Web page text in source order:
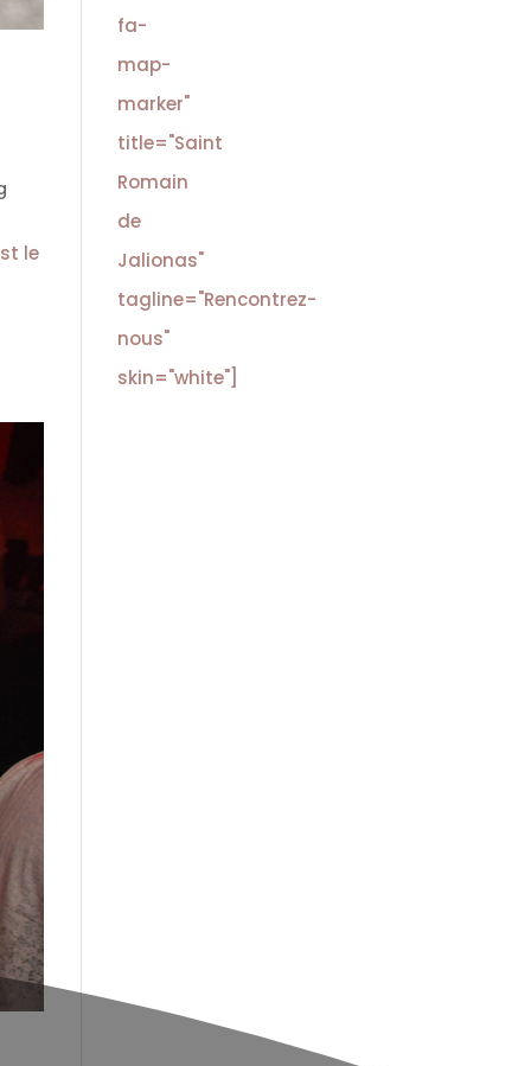
le
fa-
map-
marker"
title="Saint
Romain
de
Jalionas"
tagline="Rencontrez-
nous"
skin="white"]